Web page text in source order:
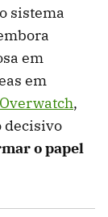
sistema
em
em
,
decisivo
o papel